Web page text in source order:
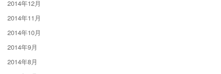
2014年12月
2014年11月
2014年10月
2014年9月
2014年8月